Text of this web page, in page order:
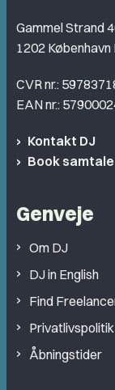
Gammel Strand
1202 København
CVR nr.:
EAN nr.:
Kontakt DJ
Book samtale
Genveje
Om DJ
DJ in English
Find
Privatlivspolitik
Åbningstider